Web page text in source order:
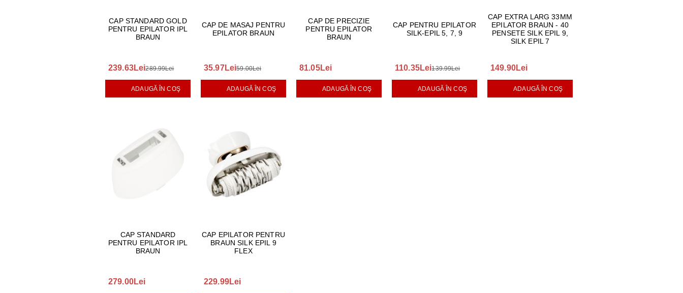
CAP STANDARD GOLD
PENTRU EPILATOR IPL
BRAUN
239.63Lei289.99Lei
ADAUGĂ ÎN COŞ
CAP DE MASAJ PENTRU
EPILATOR BRAUN
35.97Lei59.00Lei
ADAUGĂ ÎN COŞ
CAP DE PRECIZIE
PENTRU EPILATOR
BRAUN
81.05Lei
ADAUGĂ ÎN COŞ
CAP PENTRU EPILATOR
SILK-EPIL 5, 7, 9
110.35Lei139.99Lei
ADAUGĂ ÎN COŞ
CAP EXTRA LARG 33MM
EPILATOR BRAUN - 40
PENSETE SILK EPIL 9,
SILK EPIL 7
149.90Lei
ADAUGĂ ÎN COŞ
CAP STANDARD
PENTRU EPILATOR IPL
BRAUN
279.00Lei
CAP EPILATOR PENTRU
BRAUN SILK EPIL 9
FLEX
229.99Lei